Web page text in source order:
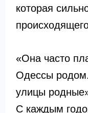
которая
«Она часто
Одессы
улицы
С каждым